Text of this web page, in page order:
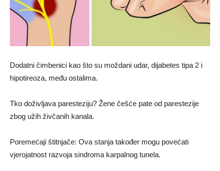
Dodatni čimbenici kao što su moždani udar, dijabetes tipa 2 i
hipotireoza, među ostalima.
Tko doživljava paresteziju? Žene češće pate od parestezije
zbog užih živčanih kanala.
Poremećaji štitnjače: Ova stanja također mogu povećati
vjerojatnost razvoja sindroma karpalnog tunela.